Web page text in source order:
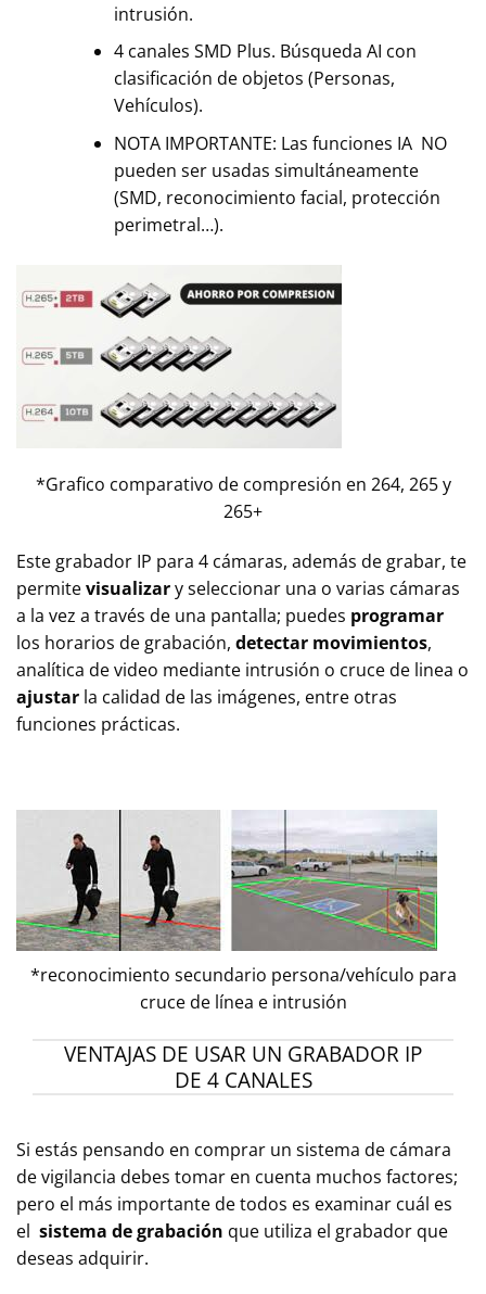
intrusión.
4 canales SMD Plus. Búsqueda AI con
clasificación de objetos (Personas,
Vehículos).
NOTA IMPORTANTE: Las funciones IA NO
pueden ser usadas simultáneamente
(SMD, reconocimiento facial, protección
perimetral…).
*Grafico comparativo de compresión en 264, 265 y
265+
Este grabador IP para 4 cámaras, además de grabar, te
permitevisualizary seleccionar una o varias cámaras
a la vez a través de una pantalla; puedes programar
los horarios de grabación, detectar movimientos,
analítica de video mediante intrusión o cruce de linea o
ajustar la calidad de las imágenes, entre otras
funciones prácticas.
*reconocimiento secundario persona/vehículo para
cruce de línea e intrusión
VENTAJAS DE USAR UN GRABADOR IP
DE 4 CANALES
Si estás pensando en comprar un sistema de cámara
de vigilancia debes tomar en cuenta muchos factores;
pero el más importante de todos es examinar cuál es
el sistema de grabación que utiliza el grabador que
deseas adquirir.